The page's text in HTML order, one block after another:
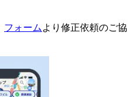
フォーム より修正依頼のご協